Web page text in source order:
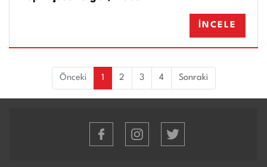
İNCELE
Önceki 1 (current)
2 3 4 Sonraki